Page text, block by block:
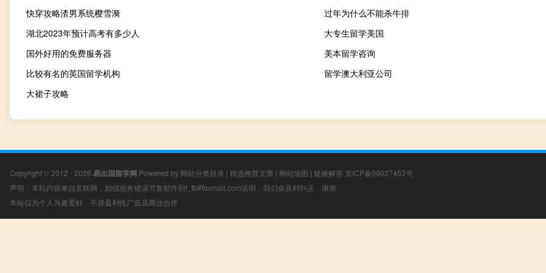
快穿攻略渣男系统樱雪漪
过年为什么不能杀牛排
湖北2023年预计高考有多少人
大专生留学美国
国外好用的免费服务器
美本留学咨询
比较有名的英国留学机构
留学澳大利亚公司
大裙子攻略
Copyright © 2012 - 2026 易出国留学网 Powered by 网站分类目录 | 精选推荐文章 | 网站地图 | 疑难解答 京ICP备09027453号
声明：本站内容来自互联网，如信息有错误可发邮件到f_fb#foxmail.com说明，我们会及时纠正，谢谢
本站仅为个人兴趣爱好，不接盈利性广告及商业合作